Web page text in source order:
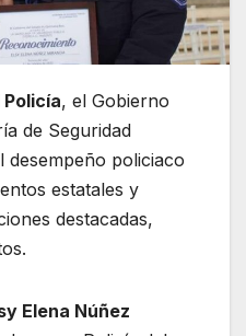
Policía, el Gobierno
de Seguridad
policiaco
estatales y
destacadas,
Elena Núñez